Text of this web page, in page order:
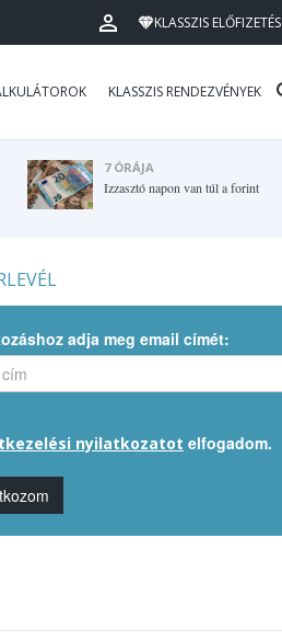
KLASSZIS ELŐFIZETÉS
KLASSZIS RENDEZVÉNYEK
7 ÓRÁJA
Izzasztó napon van túl a forint
adja meg email címét:
nyilatkozatot elfogadom.